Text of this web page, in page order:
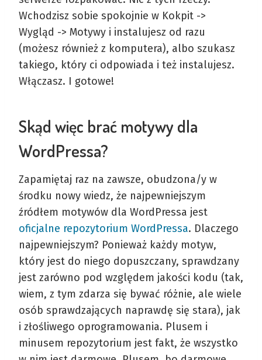
Wchodzisz sobie spokojnie w Kokpit ->
Wygląd -> Motywy i instalujesz od razu
(możesz również z komputera), albo szukasz
takiego, który ci odpowiada i też instalujesz.
Włączasz. I gotowe!
Skąd więc brać motywy dla
WordPressa?
Zapamiętaj raz na zawsze, obudzona/y w
środku nowy wiedz, że najpewniejszym
źródłem motywów dla WordPressa jest
oficjalne repozytorium WordPressa. Dlaczego
najpewniejszym? Ponieważ każdy motyw,
który jest do niego dopuszczany, sprawdzany
jest zarówno pod względem jakości kodu (tak,
wiem, z tym zdarza się bywać różnie, ale wiele
osób sprawdzających naprawdę się stara), jak
i złośliwego oprogramowania. Plusem i
minusem repozytorium jest fakt, że wszystko